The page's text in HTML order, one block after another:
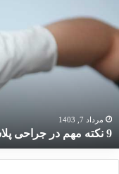
مهم
جراحی
پلاستیک
و
بیمارمرداد 7, 1403
9 نکته مهم در جراحی پلاستیک و بهبود بیمار